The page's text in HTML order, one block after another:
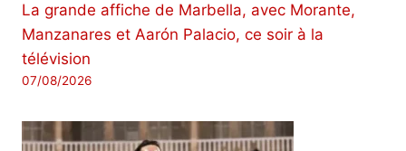
La grande affiche de Marbella, avec Morante,
Manzanares et Aarón Palacio, ce soir à la
télévision
07/08/2026